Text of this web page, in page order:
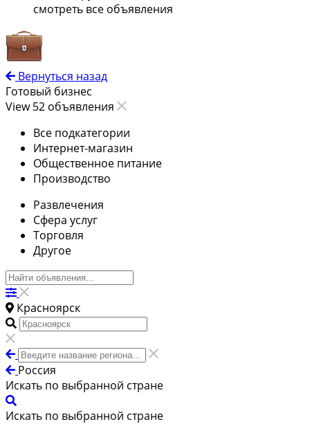
смотреть все объявления
Вернуться назад
Готовый бизнес
View 52 объявления
Все подкатегории
Интернет-магазин
Общественное питание
Производство
Развлечения
Сфера услуг
Торговля
Другое
Красноярск
Россия
Искать по выбранной стране
Искать по выбранной стране